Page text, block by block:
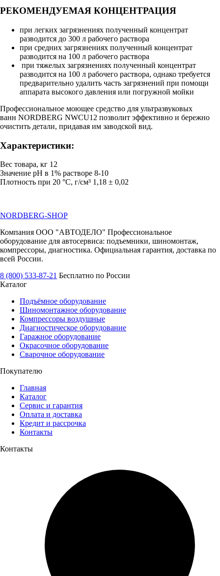
РЕКОМЕНДУЕМАЯ КОНЦЕНТРАЦИЯ
при легких загрязнениях полученный концентрат
разводится до 300 л рабочего раствора
при средних загрязнениях полученный концентрат
разводится на 100 л рабочего раствора
при тяжелых загрязнениях полученный концентрат
разводится на 100 л рабочего раствора, однако требуется
предварительно удалить часть загрязнений при помощи
аппарата высокого давления или погружной мойки
Профессиональное моющее средство для ультразвуковых
ванн NORDBERG NWCU12 позволит эффективно и бережно
очистить детали, придавая им заводской вид.
Характеристики:
Вес товара, кг 12
Значение pH в 1% растворе 8-10
Плотность при 20 °С, г/cм³ 1,18 ± 0,02
NORDBERG-SHOP
Компания ООО "АВТОДЕЛО" Профессиональное
оборудование для автосервиса: подъемники, шиномонтаж,
компрессоры, диагностика. Официальная гарантия, доставка по
всей России.
8 (800) 533-87-21 Бесплатно по России
Каталог
Подъёмное оборудование
Шиномонтажное оборудование
Компрессоры воздушные
Диагностическое оборудование
Гаражное оборудование
Окрасочное оборудование
Сварочное оборудование
Покупателю
Главная
Каталог
Сервис и гарантия
Оплата и доставка
Кредит и рассрочка
Контакты
Контакты